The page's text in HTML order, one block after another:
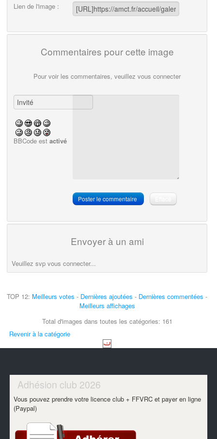
Lien de l'image :
Commentaires pour cette image
Pour voir les commentaires, veuillez vous connecter
BBCode est activé
Envoyer à un ami
Veuillez svp vous connecter...
TOP 12: Meilleurs votes - Dernières ajoutées - Dernières commentées -
Meilleurs affichages
Total d'images dans toutes les catégories: 161
Revenir à la catégorie
Adhésion club 2026
Vous pouvez prendre votre licence club + FFVRC et payer en ligne
(Paypal)